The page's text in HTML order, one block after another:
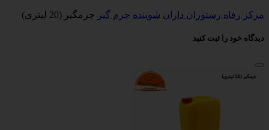
مرکز رفاه رستوران داران شوینده جرم گیر جرمگیر (20 لیتری)
دیدگاه خود را ثبت کنید